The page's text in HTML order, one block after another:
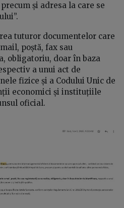
și adresa la care se
tuturor documentelor care
poștă, fax sau
obligatoriu, doar în baza
a unui act de
fizice și a Codului Unic de
economici și instituțiile
oficial.